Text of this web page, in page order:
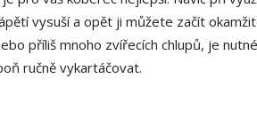
vysuší a opět ji můžete začít
příliš mnoho zvířecích chlupů, je
ručně vykartáčovat.